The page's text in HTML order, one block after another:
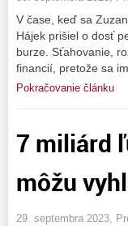
V čase, keď sa
Hájek prišiel o dosť
burze. Sťahovanie,
financií, pretože sa
Pokračovanie článku
7 miliárd
môžu
29. septembra 2023,